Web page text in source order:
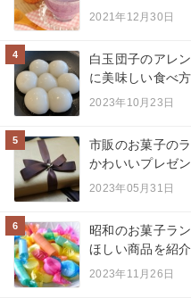
2021年12月30日
4
白玉団子のアレ
に美味しい食べ方
2023年10月23日
5
市販のお菓子の
かわいいプレゼン
2023年05月31日
6
昭和のお菓子ラ
ほしい商品を紹介
2023年11月26日